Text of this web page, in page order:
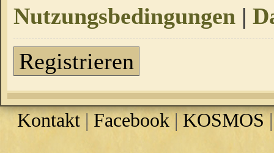
Nutzungsbedingungen |
Registrieren
Kontakt | Facebook |KOSMOS